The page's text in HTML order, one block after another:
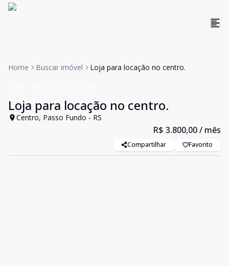
Home Buscar imóvel Loja para locação no centro.
Loja para locação no centro.
Centro, Passo Fundo - RS
R$ 3.800,00/ mês
Compartilhar Favorito